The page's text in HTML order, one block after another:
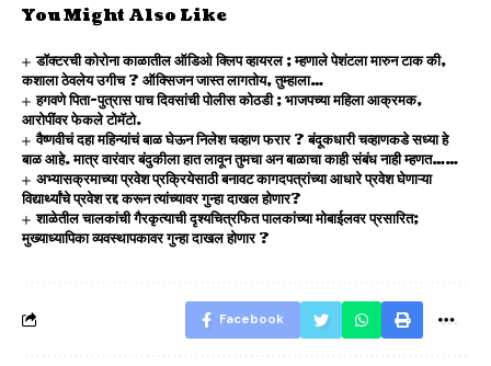
You Might Also Like
डॉक्टरची कोरोना काळातील ऑडिओ क्लिप व्हायरल ; म्हणाले पेशंटला मारुन टाक की,
कशाला ठेवलेय उगीच ? ऑक्सिजन जास्त लागतोय, तुम्हाला…
हगवणे पिता-पुत्रास पाच दिवसांची पोलीस कोठडी ; भाजपच्या महिला आक्रमक,
आरोपींवर फेकले टोमॅटो.
वैष्णवीचं दहा महिन्यांचं बाळ घेऊन निलेश चव्हाण फरार ? बंदूकधारी चव्हाणकडे सध्या हे
बाळ आहे. मात्र वारंवार बंदुकीला हात लावून तुमचा अन बाळाचा काही संबंध नाही म्हणत……
अभ्यासक्रमाच्या प्रवेश प्रक्रियेसाठी बनावट कागदपत्रांच्या आधारे प्रवेश घेणाऱ्या
विद्यार्थ्यांचे प्रवेश रद्द करून त्यांच्यावर गुन्हा दाखल होणार?
शाळेतील चालकांची गैरकृत्याची दृश्यचित्रफित पालकांच्या मोबाईलवर प्रसारित;
मुख्याध्यापिका व्यवस्थापकावर गुन्हा दाखल होणार ?
Facebook